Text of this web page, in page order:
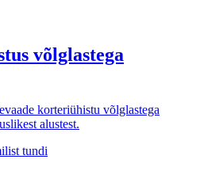
võlglastega
korteriühistu võlglastega
alustest.
tundi